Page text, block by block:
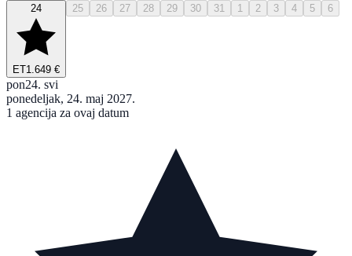
24
ET1.649 €
25 26 27 28 29 30 31 1 2 3 4 5 6
pon24. svi
ponedeljak, 24. maj 2027.
1 agencija za ovaj datum